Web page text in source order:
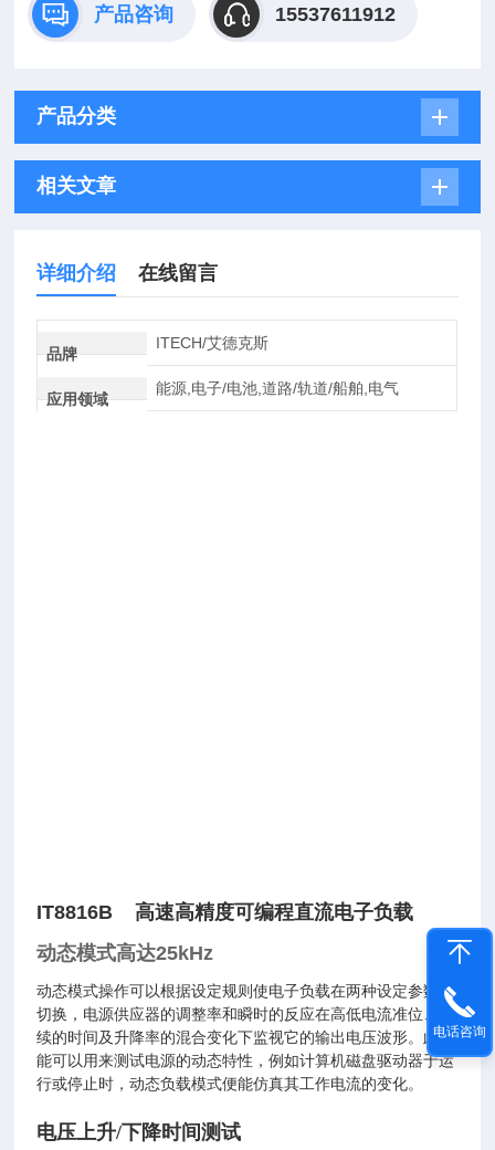
产品咨询 15537611912
产品分类
相关文章
详细介绍 在线留言
品牌
ITECH/艾德克斯
应用领域
能源,电子/电池,道路/轨道/船舶,电气
IT8816B 高速高精度可编程直流电子负载
动态模式高达25kHz
动态模式操作可以根据设定规则使电子负载在两种设定参数间
切换，电源供应器的调整率和瞬时的反应在高低电流准位、持
续的时间及升降率的混合变化下监视它的输出电压波形。此功
能可以用来测试电源的动态特性，例如计算机磁盘驱动器于运
行或停止时，动态负载模式便能仿真其工作电流的变化。
电压上升/下降时间测试
电话咨询